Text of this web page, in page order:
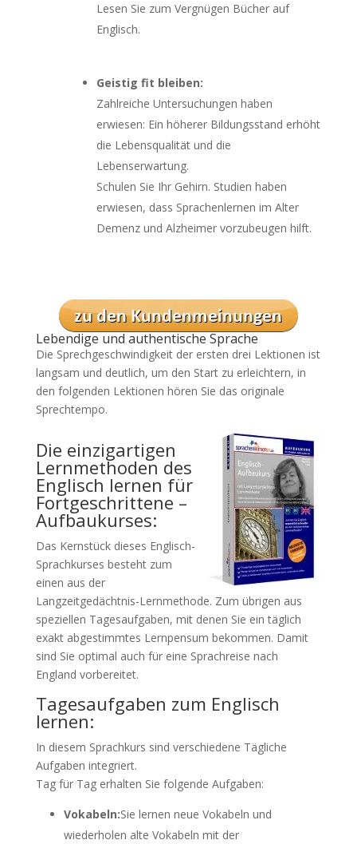
Lesen Sie zum Vergnügen Bücher auf
Englisch.
Geistig fit bleiben:
Zahlreiche Untersuchungen haben
erwiesen: Ein höherer Bildungsstand erhöht
die Lebensqualität und die
Lebenserwartung.
Schulen Sie Ihr Gehirn. Studien haben
erwiesen, dass Sprachenlernen im Alter
Demenz und Alzheimer vorzubeugen hilft.
Lebendige und authentische Sprache
Die Sprechgeschwindigkeit der ersten drei Lektionen ist
langsam und deutlich, um den Start zu erleichtern, in
den folgenden Lektionen hören Sie das originale
Sprechtempo.
Die einzigartigen
Lernmethoden des
Englisch lernen für
Fortgeschrittene –
Aufbaukurses:
Das Kernstück dieses Englisch-
Sprachkurses besteht zum
einen aus der
Langzeitgedächtnis-Lernmethode. Zum übrigen aus
speziellen Tagesaufgaben, mit denen Sie ein täglich
exakt abgestimmtes Lernpensum bekommen. Damit
sind Sie optimal auch für eine Sprachreise nach
England vorbereitet.
Tagesaufgaben zum Englisch
lernen:
In diesem Sprachkurs sind verschiedene Tägliche
Aufgaben integriert.
Tag für Tag erhalten Sie folgende Aufgaben:
Vokabeln:Sie lernen neue Vokabeln und
wiederholen alte Vokabeln mit der